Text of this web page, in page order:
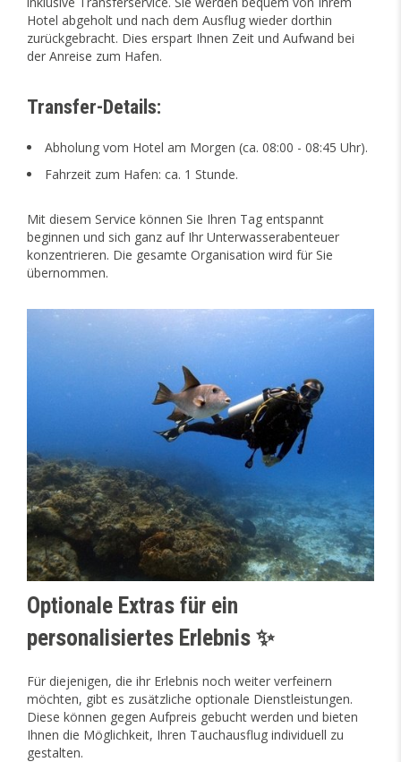
Hotel abgeholt und nach dem Ausflug wieder dorthin
zurückgebracht. Dies erspart Ihnen Zeit und Aufwand bei
der Anreise zum Hafen.
Transfer-Details:
Abholung vom Hotel am Morgen (ca. 08:00 - 08:45 Uhr).
Fahrzeit zum Hafen: ca. 1 Stunde.
Mit diesem Service können Sie Ihren Tag entspannt
beginnen und sich ganz auf Ihr Unterwasserabenteuer
konzentrieren. Die gesamte Organisation wird für Sie
übernommen.
Optionale Extras für ein
personalisiertes Erlebnis ✨
Für diejenigen, die ihr Erlebnis noch weiter verfeinern
möchten, gibt es zusätzliche optionale Dienstleistungen.
Diese können gegen Aufpreis gebucht werden und bieten
Ihnen die Möglichkeit, Ihren Tauchausflug individuell zu
gestalten.